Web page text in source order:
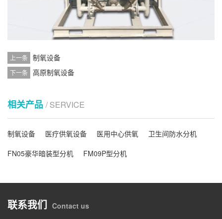
上一条 制氧设备
下一条 高原制氧设备
相关产品 / SERVICE
制氧设备 医疗供氧设备 医用中心供氧
卫生间防水分机
FN05豪华暗装型分机
FM09P型分机
联系我们 Contact us